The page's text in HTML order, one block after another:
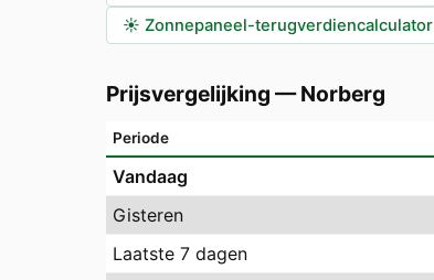
☀️ Zonnepaneel-terugverdiencalculator
Prijsvergelijking —Norberg
Periode
Vandaag
Gisteren
Laatste 7 dagen